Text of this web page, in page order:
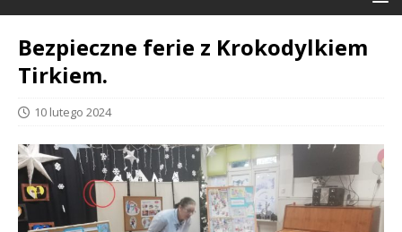
Bezpieczne ferie z Krokodylkiem
Tirkiem.
10 lutego 2024